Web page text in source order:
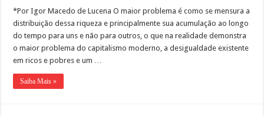
*Por Igor Macedo de Lucena O maior problema é como se mensura a
distribuição dessa riqueza e principalmente sua acumulação ao longo
do tempo para uns e não para outros, o que na realidade demonstra
o maior problema do capitalismo moderno, a desigualdade existente
em ricos e pobres e um …
Saiba Mais »